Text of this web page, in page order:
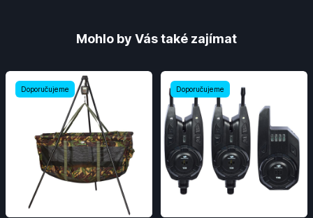
Mohlo by Vás také zajímat
Doporučujeme Doporučujeme